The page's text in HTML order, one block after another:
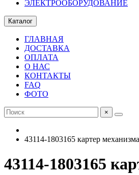
ЭЛЕКТРООБОРУДОВАНИЕ
Каталог
ГЛАВНАЯ
ДОСТАВКА
ОПЛАТА
О НАС
КОНТАКТЫ
FAQ
ФОТО
×
43114-1803165 картер
43114-1803165